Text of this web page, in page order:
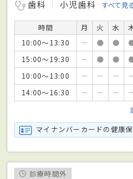
歯科 小児歯科 すべて見
時間 月 火 水
10:00～13:30
－ ● ●
15:00～19:30
－ ● ●
10:00～13:00
－ － －
14:00～16:30
－ － －
マイナンバーカードの健康
診療時間外